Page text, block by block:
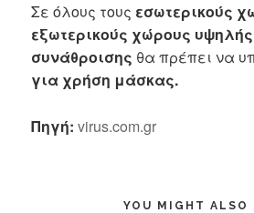
Σε όλους τους εσωτερικούς
εξωτερικούς χώρους υψηλής
συνάθροισης θα πρέπει να
για χρήση μάσκας.
Πηγή: virus.com.gr
YOU MIGHT ALSO